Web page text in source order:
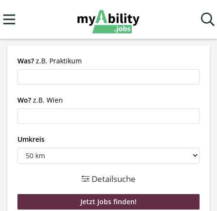
Was? z.B. Praktikum
Wo? z.B. Wien
Umkreis
Detailsuche